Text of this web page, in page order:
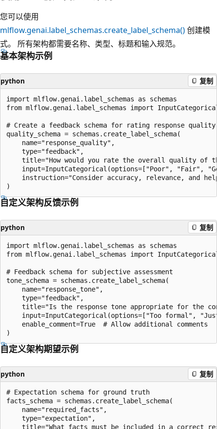
您可以使用
mlflow.genai.label_schemas.create_label_schema()创建模
式。 所有架构都需要名称、类型、标题和输入规范。
基本架构示例
python 复制
import mlflow.genai.label_schemas as schemas
from mlflow.genai.label_schemas import
# Create a feedback schema for rating response quality
quality_schema = schemas.create_label_schema(
    name="response_quality",
    type="feedback",
title="How would you rate the overall quality of
input=InputCategorical(options=["Poor", "Fair",
instruction="Consider accuracy, relevance, and
自定义架构反馈示例
python 复制
import mlflow.genai.label_schemas as schemas
from mlflow.genai.label_schemas import
# Feedback schema for subjective assessment
tone_schema = schemas.create_label_schema(
    name="response_tone",
    type="feedback",
title="Is the response tone appropriate for the
input=InputCategorical(options=["Too formal",
    enable_comment=True  # Allow additional comments
自定义架构期望示例
python 复制
# Expectation schema for ground truth
facts_schema = schemas.create_label_schema(
    name="required_facts",
    type="expectation",
title="What facts must be included in a correct